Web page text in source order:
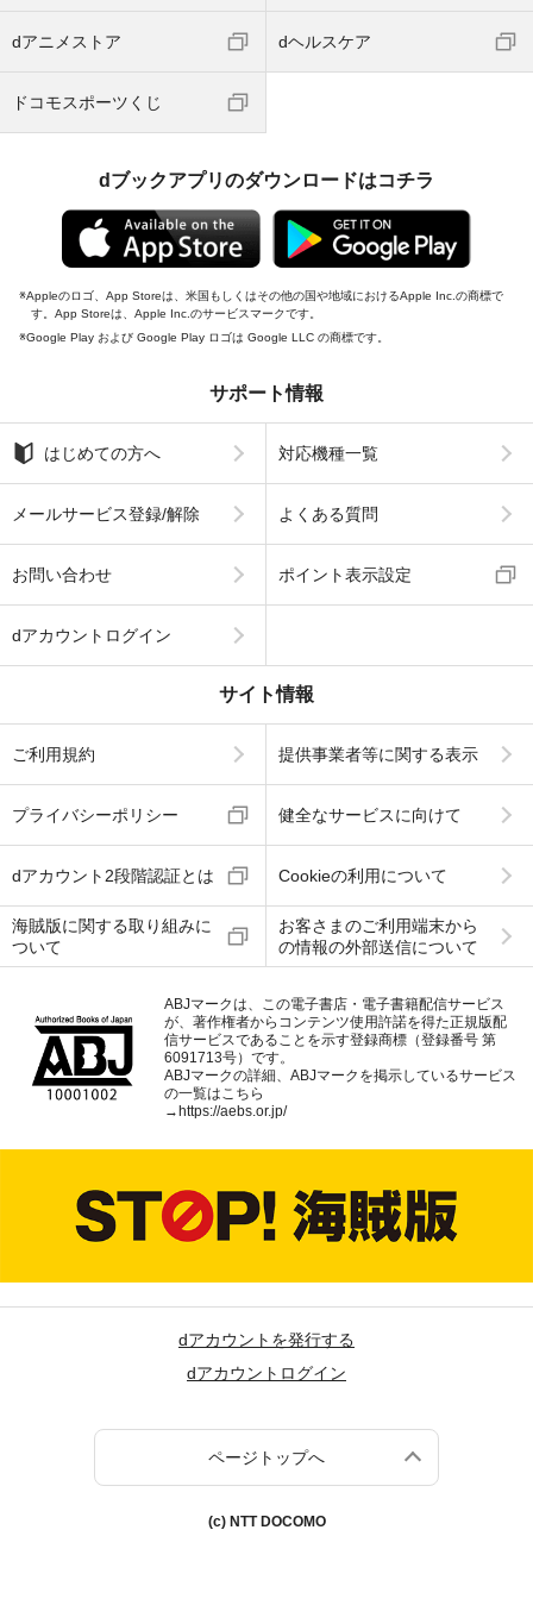
dアニメストア dヘルスケア
ドコモスポーツくじ
dブックアプリのダウンロードはコチラ
Appleのロゴ、App Storeは、米国もしくはその他の国や地域におけるApple Inc.の商標で
す。App Storeは、Apple Inc.のサービスマークです。
Google Play および Google Play ロゴは Google LLC の商標です。
サポート情報
はじめての方へ 対応機種一覧
メールサービス登録/解除 よくある質問
お問い合わせ ポイント表示設定
dアカウントログイン
サイト情報
ご利用規約 提供事業者等に関する表示
プライバシーポリシー 健全なサービスに向けて
dアカウント2段階認証とは Cookieの利用について
海賊版に関する取り組みに
ついて
お客さまのご利用端末から
の情報の外部送信について
ABJマークは、この電子書店・電子書籍配信サービス
が、著作権者からコンテンツ使用許諾を得た正規版配
信サービスであることを示す登録商標（登録番号 第
6091713号）です。
ABJマークの詳細、ABJマークを掲示しているサービス
の一覧はこちら
→https://aebs.or.jp/
dアカウントを発行する
dアカウントログイン
ページトップへ
(c) NTT DOCOMO